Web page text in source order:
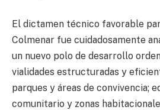
El dictamen técnico favorable
Colmenar fue cuidadosamente
un nuevo polo de desarrollo
vialidades estructuradas y
parques y áreas de convivencia;
comunitario y zonas